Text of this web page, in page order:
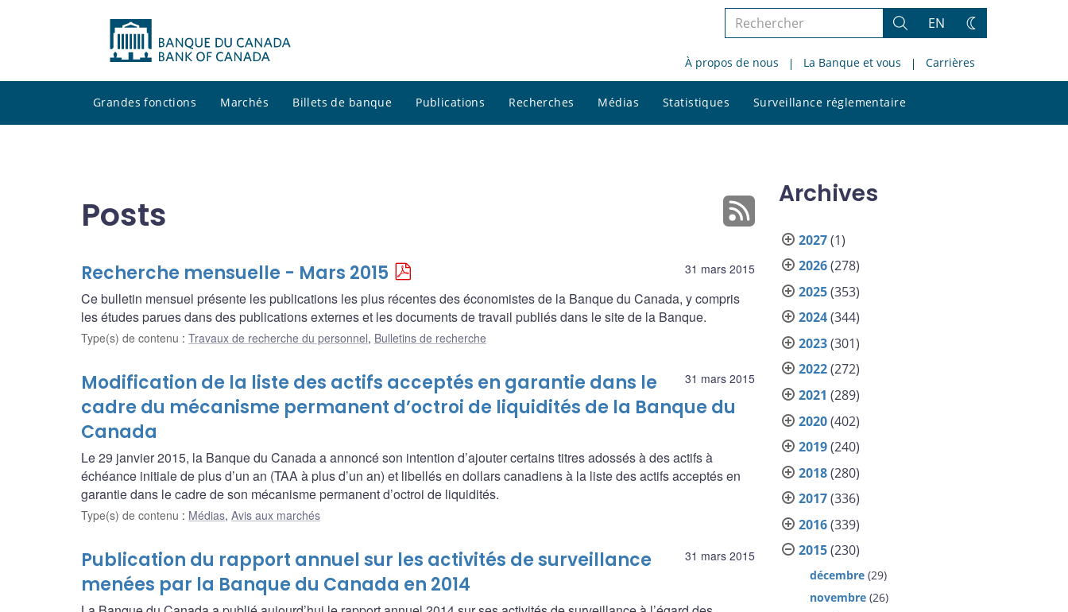
Rechercher
le
site
Rechercher
EN
Changez
thème
À propos de nous La Banque et vous Carrières
Grandes fonctions Marchés Billets de banque Publications Recherches Médias Statistiques Surveillance réglementaire
le
Posts
31 mars 2015
Recherche mensuelle - Mars 2015
Ce bulletin mensuel présente les publications les plus récentes des économistes de la Banque du Canada, y compris
les études parues dans des publications externes et les documents de travail publiés dans le site de la Banque.
Type(s) de contenu : Travaux de recherche du personnel, Bulletins de recherche
31 mars 2015
Modification de la liste des actifs acceptés en garantie dans le
cadre du mécanisme permanent d’octroi de liquidités de la Banque du
Canada
Le 29 janvier 2015, la Banque du Canada a annoncé son intention d’ajouter certains titres adossés à des actifs à
échéance initiale de plus d’un an (TAA à plus d’un an) et libellés en dollars canadiens à la liste des actifs acceptés en
garantie dans le cadre de son mécanisme permanent d’octroi de liquidités.
Type(s) de contenu : Médias, Avis aux marchés
31 mars 2015
Publication du rapport annuel sur les activités de surveillance
menées par la Banque du Canada en 2014
Archives
2027(1)
2026(278)
2025(353)
2024(344)
2023(301)
2022(272)
2021 (289)
2020(402)
2019(240)
2018(280)
2017(336)
2016(339)
2015(230)
décembre (29)
novembre (26)